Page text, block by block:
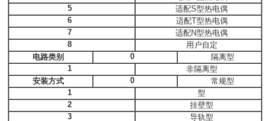
5
适配S型热电偶
6
适配T型热电偶
7
适配N型热电偶
8
用户自定
电路类别
0
隔离型
1
非隔离型
安装方式
0
常规型
1
型
2
挂壁型
3
导轨型